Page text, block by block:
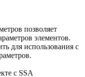
позволяет
элементов.
для использования с
с SSA